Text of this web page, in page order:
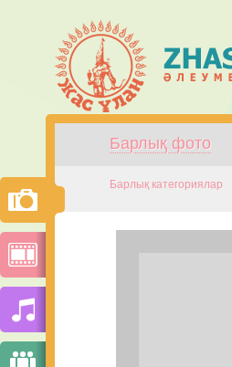
Барлық фото
Барлық категориялар